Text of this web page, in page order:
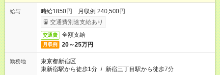
給与
時給1850円 月収例 240,500円
交通費別途支給あり
交通費 全額支給
月収例 20～25万円
勤務地
東京都新宿区
東新宿駅から徒歩1分 / 新宿三丁目駅から徒歩7分